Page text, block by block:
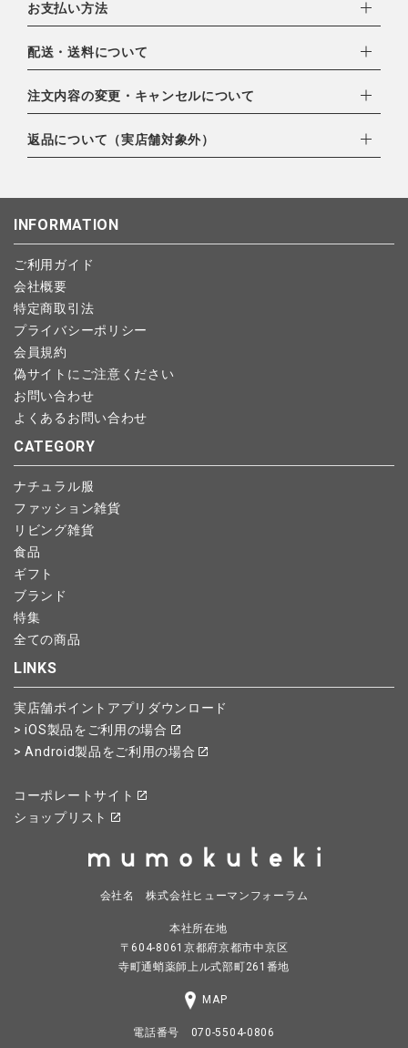
ショップリスト
お支払い方法
下記お支払い方法よりお選びいただけます。
・クレジットカード（VISA,mastercard,JCB,AMERICAN
EXPRESS,Diners Club）
・amazonペイメント
・楽天ペイ
・PayPay
配送・送料について
配達業者：日本郵便
北海道：1,400円
注文内容の変更・キャンセルについて
ご注文日当日から翌日のAM9:00までにご連絡頂いた場合はキャ
ンセルは可能です。
します。
予約商品など一部キャンセルが出来ない場合がございます。あら
かじめご了承ください。
返品について（実店舗対象外）
こちら よりご依頼ください。
INFORMATION
ご利用ガイド
会社概要
特定商取引法
プライバシーポリシー
会員規約
偽サイトにご注意ください
お問い合わせ
よくあるお問い合わせ
CATEGORY
ナチュラル服
ファッション雑貨
リビング雑貨
食品
ギフト
ブランド
特集
全ての商品
LINKS
実店舗ポイントアプリダウンロード
> iOS製品をご利用の場合
> Android製品をご利用の場合
コーポレートサイト
ショップリスト
会社名 株式会社ヒューマンフォーラム
本社所在地
〒604-8061京都府京都市中京区
寺町通蛸薬師上ル式部町261番地
MAP
電話番号 070-5504-0806